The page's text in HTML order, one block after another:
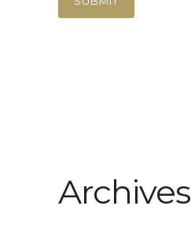
Archives